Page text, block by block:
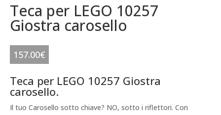
Teca per LEGO 10257
Giostra carosello
157.00€
Teca per LEGO 10257 Giostra
carosello.
Il tuo Carosello sotto chiave? NO, sotto i riflettori. Con